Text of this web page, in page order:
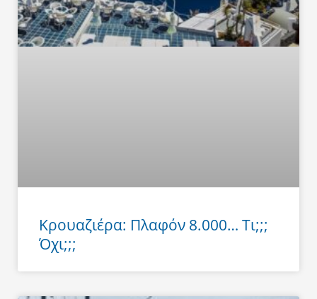
Κρουαζιέρα: Πλαφόν 8.000… Τι;;;
Όχι;;;